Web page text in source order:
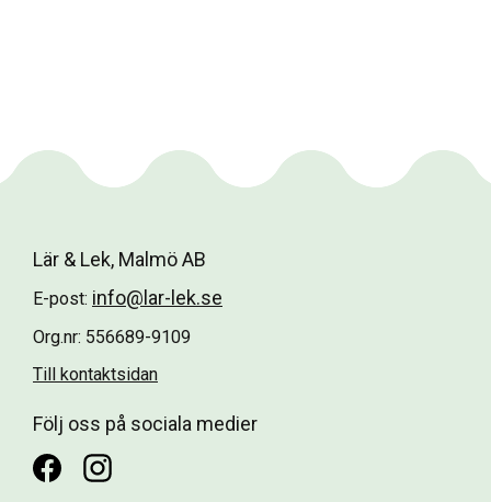
Lär & Lek, Malmö AB
E-post: info@lar-lek.se
Org.nr: 556689-9109
Till kontaktsidan
Följ oss på sociala medier